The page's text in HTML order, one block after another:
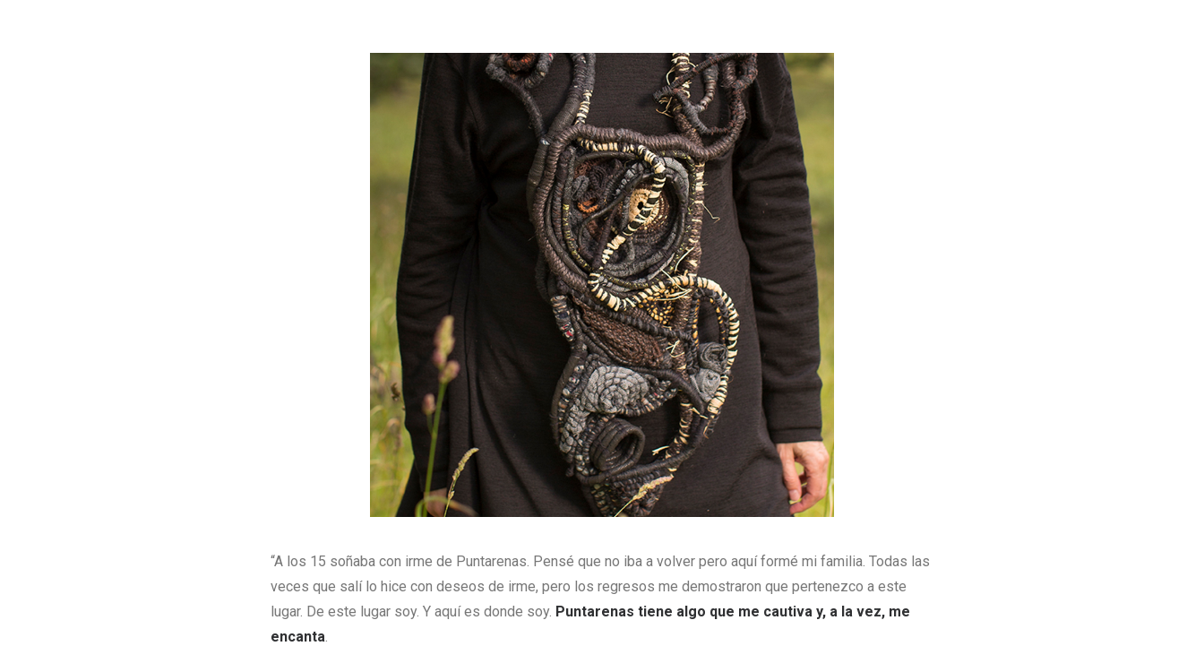
“A los 15 soñaba con irme de Puntarenas. Pensé que no iba a volver pero aquí formé mi familia. Todas las
veces que salí lo hice con deseos de irme, pero los regresos me demostraron que pertenezco a este
lugar. De este lugar soy. Y aquí es donde soy. Puntarenas tiene algo que me cautiva y, a la vez, me
encanta.